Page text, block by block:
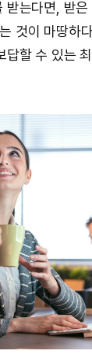
받는다면, 받
것이 마땅하
할 수 있는